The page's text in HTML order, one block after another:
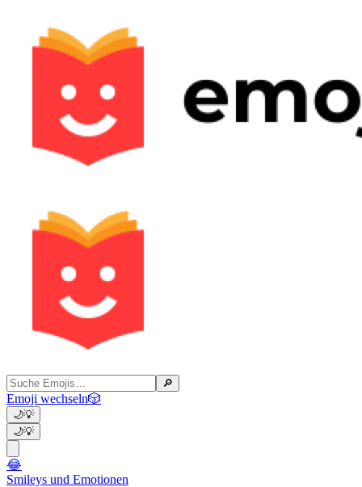
🔎
Emoji wechseln🎲
🌙💡
🌙💡
😂
Smileys und Emotionen